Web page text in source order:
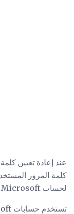
كلمة المرور
لحساب Microsoft الخاص بك.